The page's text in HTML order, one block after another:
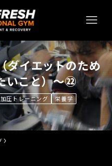
ダイエットのため
いこと）～㉒
加圧トレーニング 栄養学